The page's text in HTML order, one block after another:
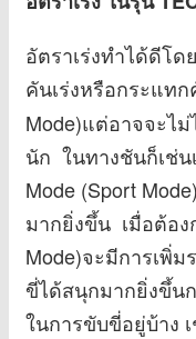
อัตราเร่งทำได้ดีโด
คันเร่งหรือกระแทก
Mode)แต่อาจจะไ
นัก ในทางชันก็เช่
Mode (Sport
มากยิ่งขึ้น เมื่อต้อง
Mode)จะมีการเพิ่
ขี่ได้สนุกมากยิ่งขึ้น
ในการขับขี่อยู่บ้าง